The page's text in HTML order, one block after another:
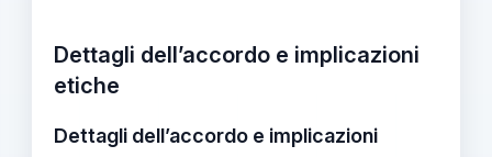
Dettagli dell’accordo e implicazioni
etiche
Dettagli dell’accordo e implicazioni